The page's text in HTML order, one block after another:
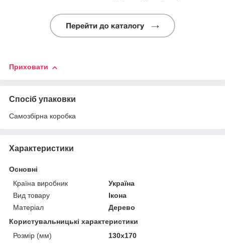
Приховати
Спосіб упаковки
Самозбірна коробка
Характеристики
Основні
Країна виробник
Україна
Вид товару
Ікона
Матеріал
Дерево
Користувальницькі характеристики
Розмір (мм)
130х170